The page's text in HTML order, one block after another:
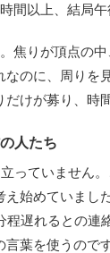
間以上、結局午
焦りが頂点の
なのに、周りを
けが募り、時
人たち
っていません
始めていまし
程遅れるとの連
言葉を使うので